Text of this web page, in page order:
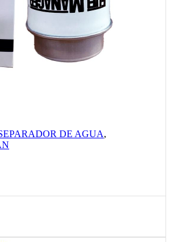
DE AGUA,